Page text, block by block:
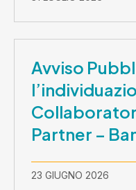
Avviso
Partner –
Lombardia è
– CUP
23 GIUGNO 2026